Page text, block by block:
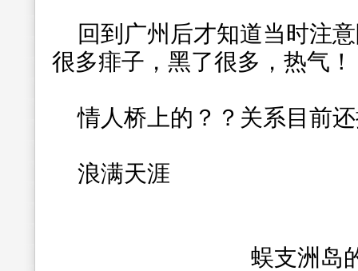
回到广州后才知道当时注
很多痱子，黑了很多，热气！
情人桥上的？？关系目前
浪满天涯
蜈支洲岛